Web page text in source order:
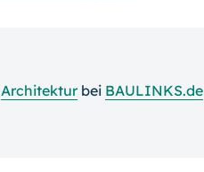
Architekturbei BAULINKS.de